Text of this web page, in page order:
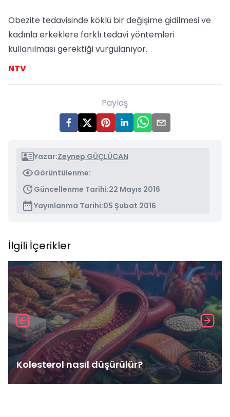
Obezite tedavisinde köklü bir değişime gidilmesi ve
kadınla erkeklere farklı tedavi yöntemleri
kullanılması gerektiği vurgulanıyor.
NTV
Paylaş
Yazar:Zeynep GÜÇLÜCAN
Görüntülenme:
Güncellenme Tarihi:22 Mayıs 2016
Yayınlanma Tarihi:05 Şubat 2016
İlgili İçerikler
Kolesterol nasıl düşürülür?